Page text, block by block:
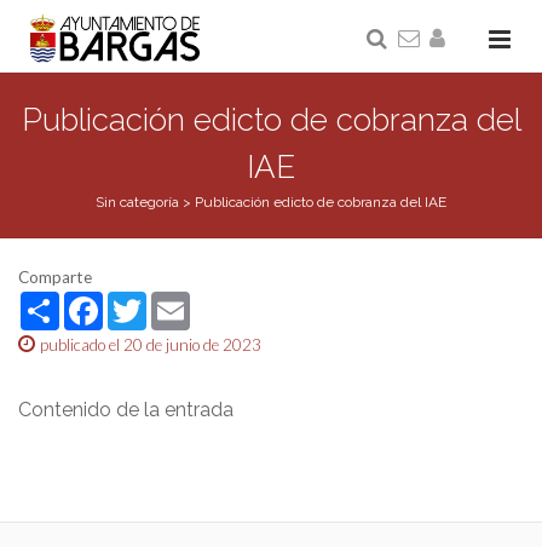
Publicación edicto de cobranza del
IAE
Sin categoría > Publicación edicto de cobranza del IAE
Comparte
ShareFacebook
Twitter
publicado el 20 de junio de 2023
Contenido de la entrada